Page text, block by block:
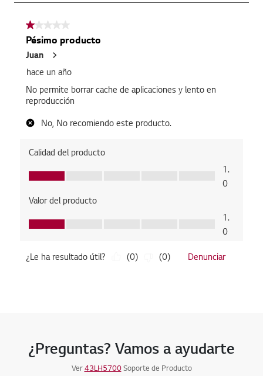
¿Preguntas? Vamos a ayudarte
Ver43LH5700Soporte de Producto